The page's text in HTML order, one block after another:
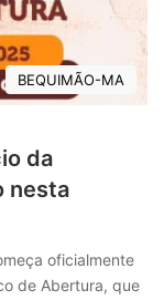
BEQUIMÃO-MA
da
nesta
oficialmente
de Abertura, que